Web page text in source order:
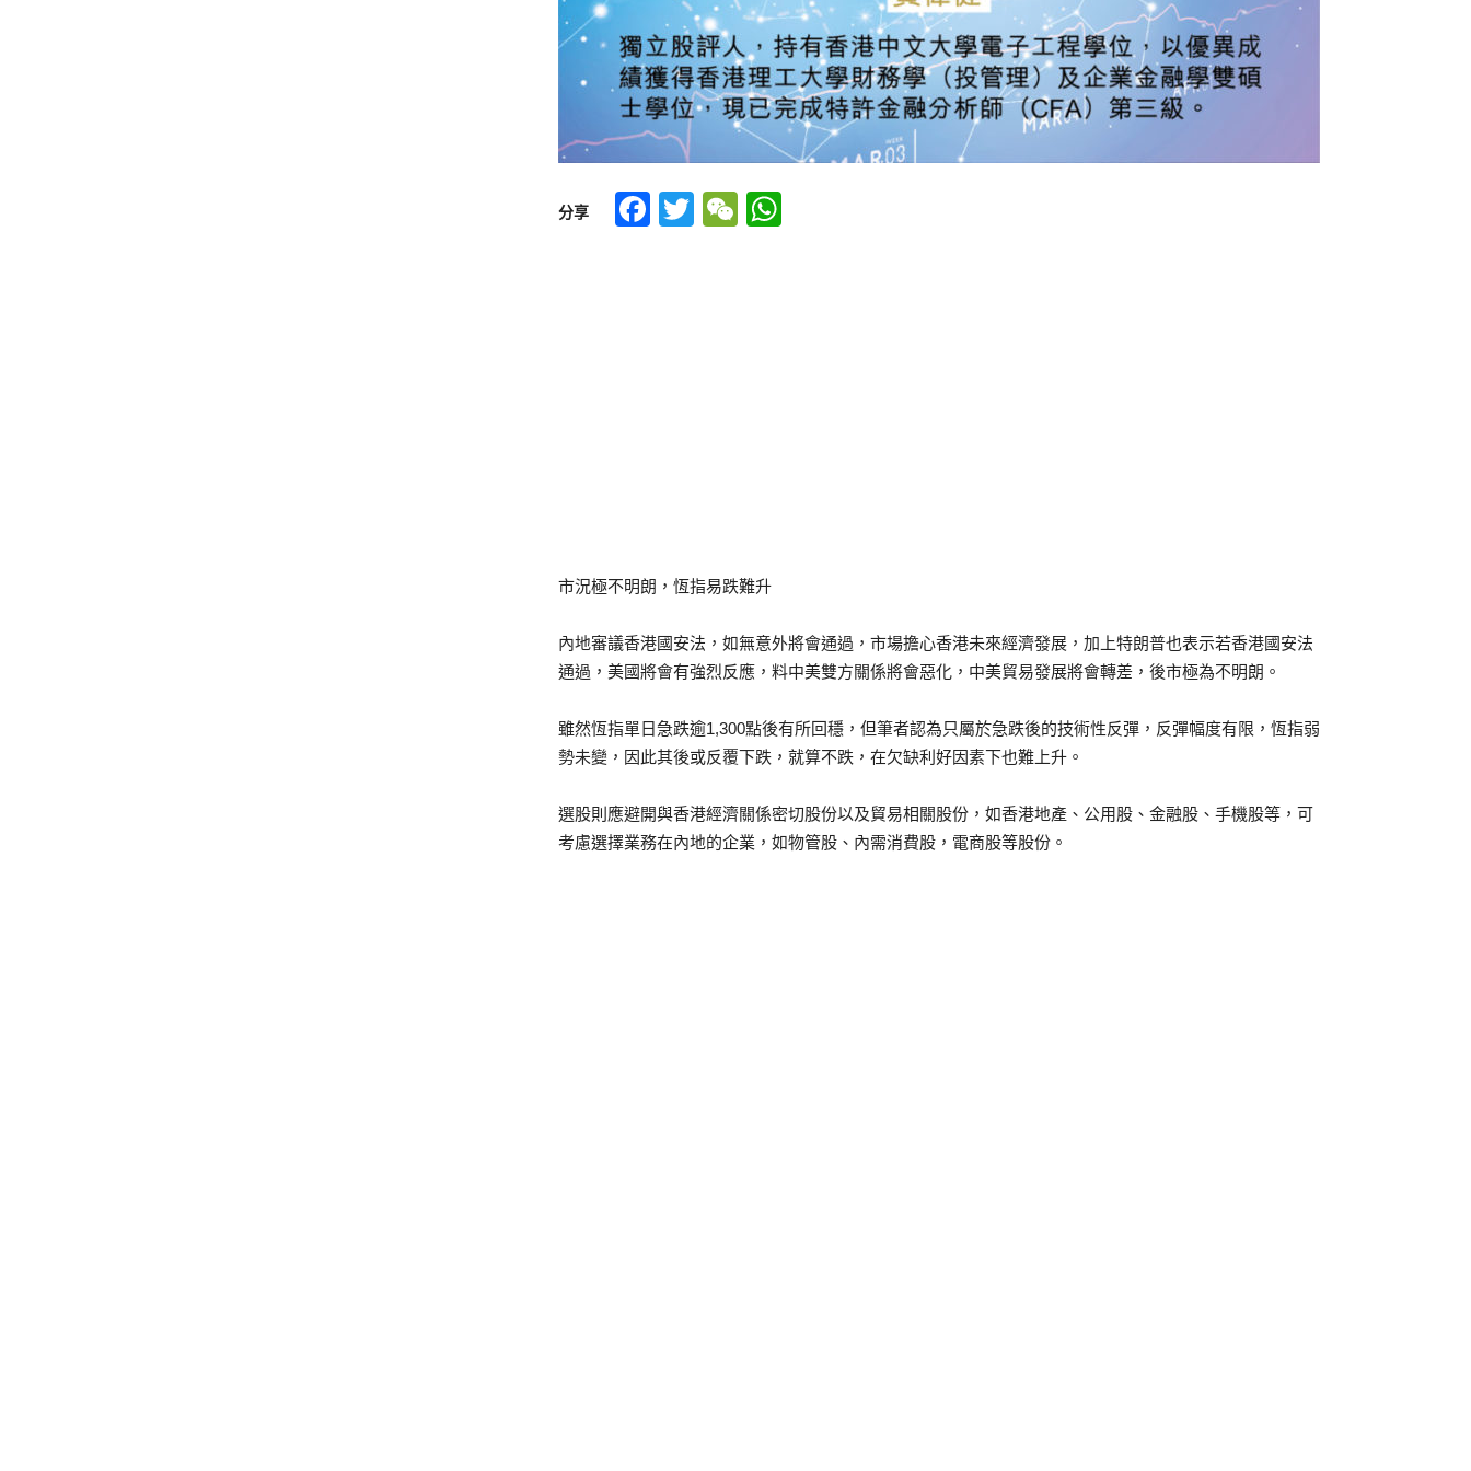
分享 Facebook
TwitterWeChat
市況極不明朗，恆指易跌難升
內地審議香港國安法，如無意外將會通過，市場擔心香港未來經濟發展，加上特朗普也表示若香港國安法
通過，美國將會有強烈反應，料中美雙方關係將會惡化，中美貿易發展將會轉差，後市極為不明朗。
雖然恆指單日急跌逾1,300點後有所回穩，但筆者認為只屬於急跌後的技術性反彈，反彈幅度有限，恆指弱
勢未變，因此其後或反覆下跌，就算不跌，在欠缺利好因素下也難上升。
選股則應避開與香港經濟關係密切股份以及貿易相關股份，如香港地產、公用股、金融股、手機股等，可
考慮選擇業務在內地的企業，如物管股、內需消費股，電商股等股份。